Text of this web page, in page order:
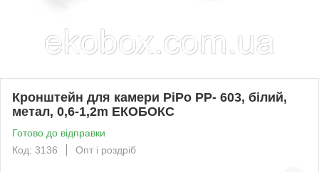
Кронштейн для камери PiPo PP- 603, білий,
метал, 0,6-1,2m ЕКОБОКС
Готово до відправки
Код: 3136
Опт і роздріб